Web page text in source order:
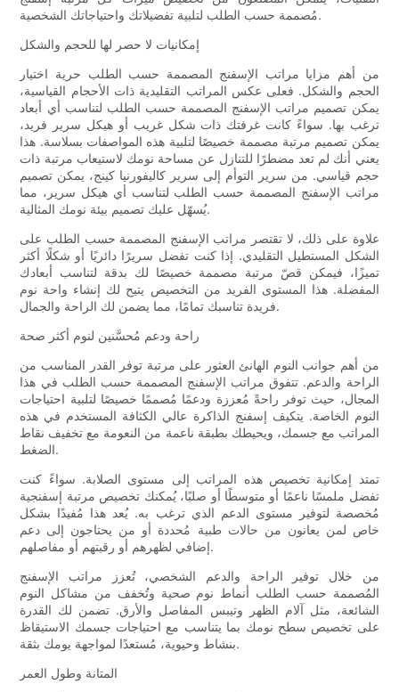
مُصممة حسب الطلب لتلبية تفضيلاتك واحتياجاتك الشخصية.
إمكانيات لا حصر لها للحجم والشكل
من أهم مزايا مراتب الإسفنج المصممة حسب الطلب حرية اختيار
الحجم والشكل. فعلى عكس المراتب التقليدية ذات الأحجام القياسية،
يمكن تصميم مراتب الإسفنج المصممة حسب الطلب لتناسب أي أبعاد
ترغب بها. سواءً كانت غرفتك ذات شكل غريب أو هيكل سرير فريد،
يمكن تصميم مرتبة مصممة خصيصًا لتلبية هذه المواصفات بسلاسة. هذا
يعني أنك لم تعد مضطرًا للتنازل عن مساحة نومك لاستيعاب مرتبة ذات
حجم قياسي. من سرير التوأم إلى سرير كاليفورنيا كينج، يمكن تصميم
مراتب الإسفنج المصممة حسب الطلب لتناسب أي هيكل سرير، مما
يُسهّل عليك تصميم بيئة نومك المثالية.
علاوة على ذلك، لا تقتصر مراتب الإسفنج المصممة حسب الطلب على
الشكل المستطيل التقليدي. إذا كنت تفضل سريرًا دائريًا أو شكلًا أكثر
تميزًا، فيمكن قصّ مرتبة مصممة خصيصًا لك بدقة لتناسب أبعادك
المفضلة. هذا المستوى الفريد من التخصيص يتيح لك إنشاء واحة نوم
فريدة تناسبك تمامًا، مما يضمن لك الراحة والجمال.
راحة ودعم مُحسَّنين لنوم أكثر صحة
من أهم جوانب النوم الهانئ العثور على مرتبة توفر القدر المناسب من
الراحة والدعم. تتفوق مراتب الإسفنج المصممة حسب الطلب في هذا
المجال، حيث توفر راحةً مُعززة ودعمًا مُصممًا خصيصًا لتلبية احتياجات
النوم الخاصة. يتكيف إسفنج الذاكرة عالي الكثافة المستخدم في هذه
المراتب مع جسمك، ويحيطك بطبقة ناعمة من النعومة مع تخفيف نقاط
الضغط.
تمتد إمكانية تخصيص هذه المراتب إلى مستوى الصلابة. سواءً كنت
تفضل ملمسًا ناعمًا أو متوسطًا أو صلبًا، يُمكنك تخصيص مرتبة إسفنجية
مُخصصة لتوفير مستوى الدعم الذي ترغب به. يُعد هذا مُفيدًا بشكل
خاص لمن يعانون من حالات طبية مُحددة أو من يحتاجون إلى دعم
إضافي لظهرهم أو رقبتهم أو مفاصلهم.
من خلال توفير الراحة والدعم الشخصي، تُعزز مراتب الإسفنج
المُصممة حسب الطلب أنماط نوم صحية وتُخفف من مشاكل النوم
الشائعة، مثل آلام الظهر وتيبس المفاصل والأرق. تضمن لك القدرة
على تخصيص سطح نومك بما يتناسب مع احتياجات جسمك الاستيقاظ
بنشاط وحيوية، مُستعدًا لمواجهة يومك بثقة.
المتانة وطول العمر